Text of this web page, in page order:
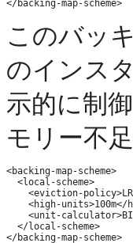
このバッ
のインス
示的に制
モリー不
<backing-map-scheme>
  <local-scheme>
<eviction-
<high-units>100m</
<unit-
  </local-scheme>